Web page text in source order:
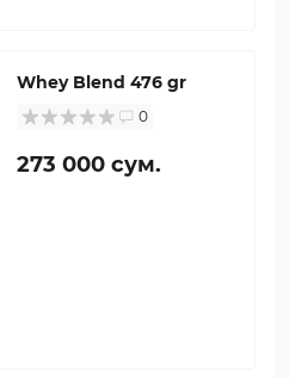
Whey Blend 476 gr
0
273 000 сум.